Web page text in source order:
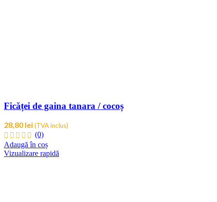
Ficăței de gaina tanara / cocoș
28,80 lei(TVA inclus)
(0)
Adaugă în coș
Vizualizare rapidă